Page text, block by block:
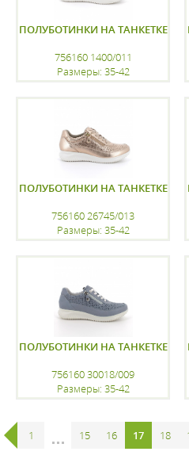
ПОЛУБОТИНКИ НА ТАНКЕТКЕ
756160 1400/011
Размеры: 35-42
ПОЛУБОТИНКИ НА ТАНКЕТКЕ
756160 26745/013
Размеры: 35-42
ПОЛУБОТИНКИ НА ТАНКЕТКЕ
756160 30018/009
Размеры: 35-42
1 15 16 17 18